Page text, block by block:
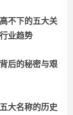
不下的五大关
业趋势
后的秘密与艰
大名称的历史